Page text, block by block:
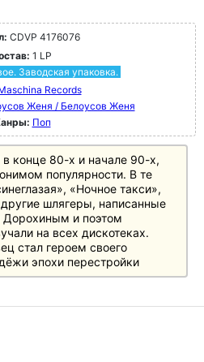
CDVP 4176076
1 LP
Заводская упаковка.
Records
Женя / Белоусов Женя
Поп
конце 80-х и начале 90-х,
популярности. В те
«Ночное такси»,
другие шлягеры, написанные
Дорохиным и поэтом
на всех дискотеках.
стал героем своего
эпохи перестройки